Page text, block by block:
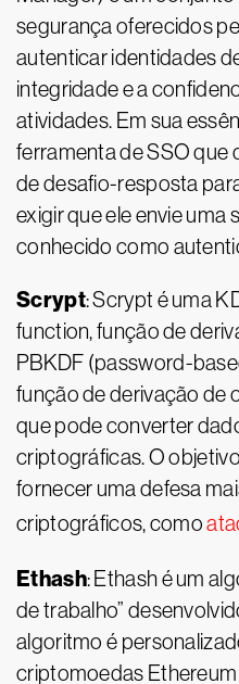
segurança oferecidos
autenticar identidades
integridade e a
atividades. Em sua
ferramenta de SSO que
de desafio-resposta
exigir que ele envie uma
conhecido como
Scrypt: Scrypt é uma
function, função de
PBKDF (password-
função de derivação de
que pode converter
criptográficas. O
fornecer uma defesa
criptográficos, como
Ethash: Ethash é um
de trabalho”
algoritmo é
criptomoedas Ethereum